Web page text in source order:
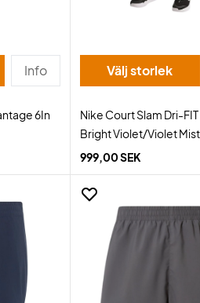
Info
6In
Välj storlek
Nike Court Slam Dri-
Bright Violet/Violet Mist
999,00 SEK